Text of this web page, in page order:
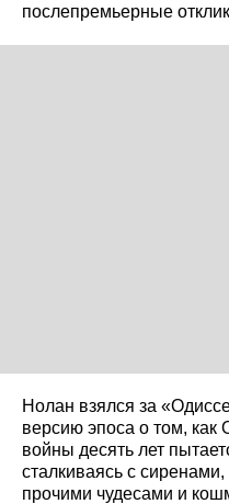
послепремьерные
Нолан взялся за
версию эпоса о том, как
войны десять лет
сталкиваясь с
прочими чудесами и